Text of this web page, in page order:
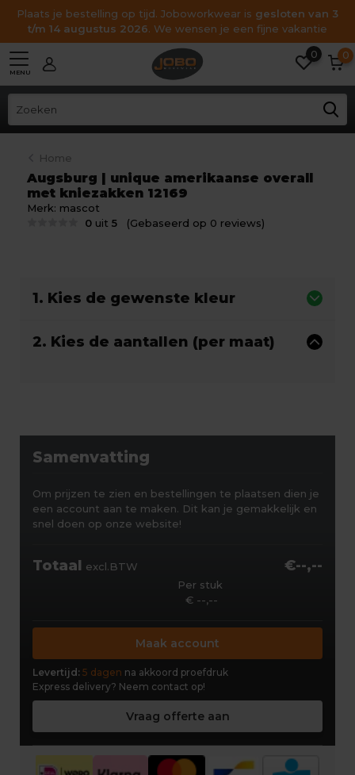
Plaats je bestelling op tijd. Joboworkwear is gesloten van 3
t/m 14 augustus 2026. We wensen je een fijne vakantie
MENU
0 0
Home
Augsburg | unique amerikaanse overall
met kniezakken 12169
Merk: mascot
0 uit5 (Gebaseerd op 0 reviews)
1. Kies de gewenste kleur
2. Kies de aantallen (per maat)
Samenvatting
Om prijzen te zien en bestellingen te plaatsen dien je
een account aan te maken. Dit kan je gemakkelijk en
snel doen op onze website!
Totaal excl.BTW €--,--
Per stuk
€ --,--
Maak account
Levertijd: 5 dagen na akkoord proefdruk
Express delivery? Neem contact op!
Vraag offerte aan